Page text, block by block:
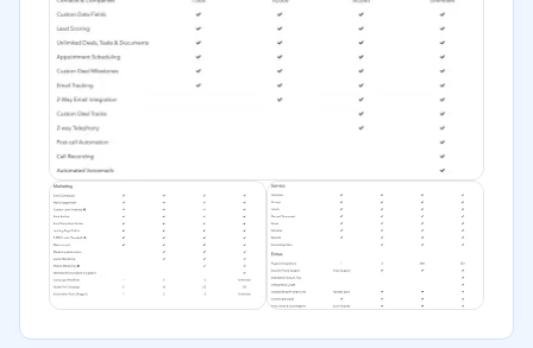
Salud
Manufactura
ONG
Gobierno
Transporte y logística
Marketing y Comunicación
Automotriz
Comercio Electrónico